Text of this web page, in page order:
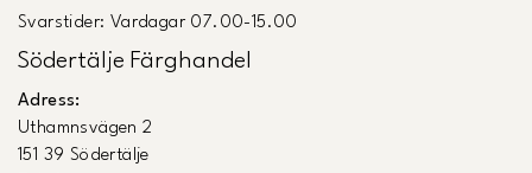
Svarstider: Vardagar 07.00-15.00
Södertälje Färghandel
Adress:
Uthamnsvägen 2
151 39 Södertälje